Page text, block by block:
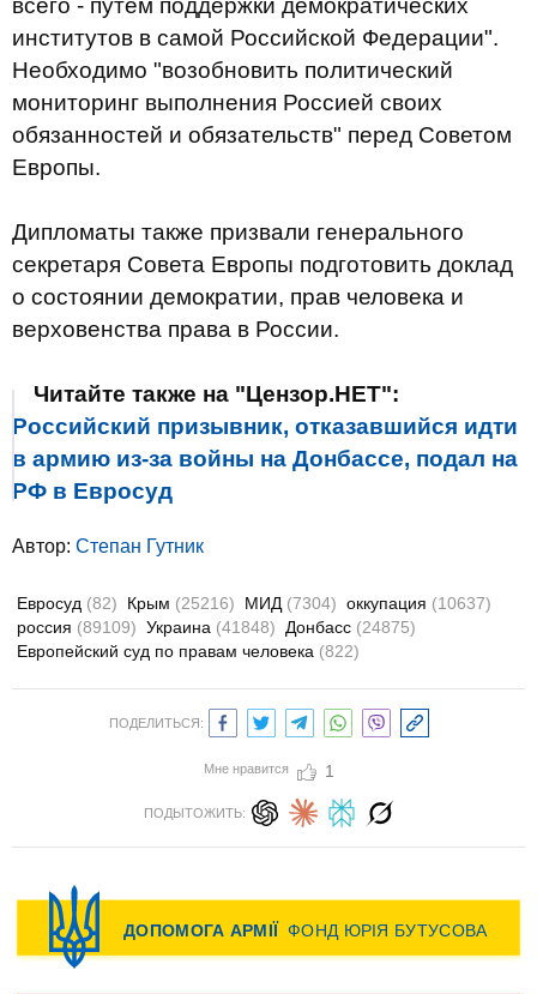
всего - путем поддержки демократических
институтов в самой Российской Федерации".
Необходимо "возобновить политический
мониторинг выполнения Россией своих
обязанностей и обязательств" перед Советом
Европы.
Дипломаты также призвали генерального
секретаря Совета Европы подготовить доклад
о состоянии демократии, прав человека и
верховенства права в России.
Читайте также на "Цензор.НЕТ":
Российский призывник, отказавшийся идти
в армию из-за войны на Донбассе, подал на
РФ в Евросуд
Автор: Степан Гутник
Евросуд (82) Крым (25216) МИД (7304) оккупация (10637)
россия (89109) Украина (41848) Донбасс (24875)
Европейский суд по правам человека (822)
ПОДЕЛИТЬСЯ:
Мне нравится 1
ПОДЫТОЖИТЬ: